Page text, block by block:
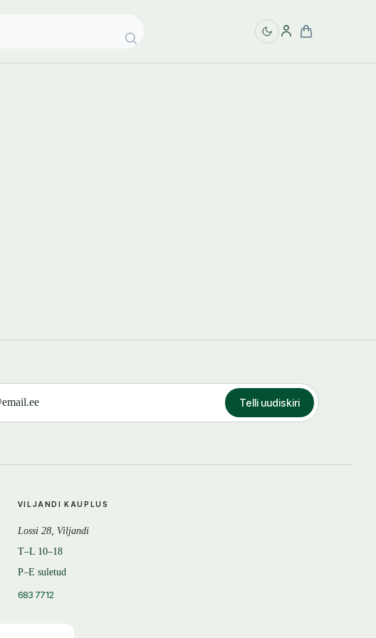
Telli uudiskiri
VILJANDI KAUPLUS
Lossi 28, Viljandi
T–L 10–18
P–E suletud
683 7712